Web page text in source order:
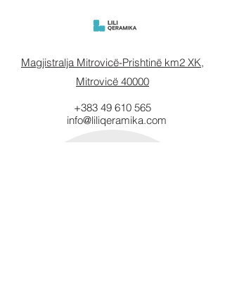
Magjistralja Mitrovicë-Prishtinë km2 XK,
Mitrovicë 40000
info@liliqeramika.com
+383 49 610 565